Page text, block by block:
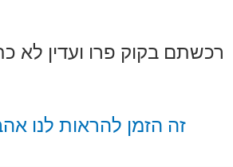
רכשתם בקוק פרו ועדין לא
זה הזמן להראות לנו